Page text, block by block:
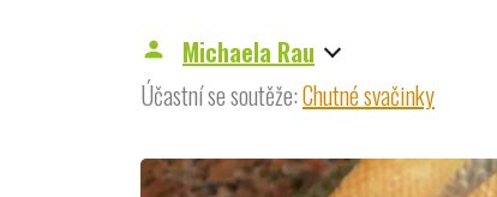
person
Michaela Rau
Účastní se soutěže:Chutné svačinky